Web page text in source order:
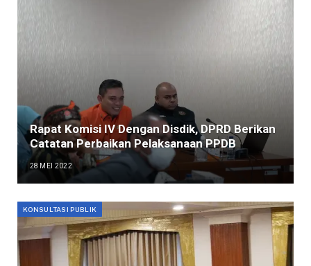
Rapat Komisi IV Dengan Disdik, DPRD Berikan
Catatan Perbaikan Pelaksanaan PPDB
28 MEI 2022
KONSULTASI PUBLIK